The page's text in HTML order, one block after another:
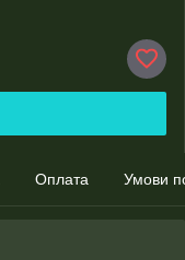
Оплата Умови